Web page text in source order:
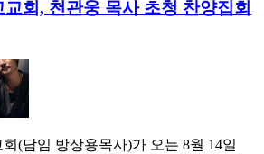
회, 천관웅 목사 초청 찬양집회
(담임 방상용목사)가 오는 8월 14일